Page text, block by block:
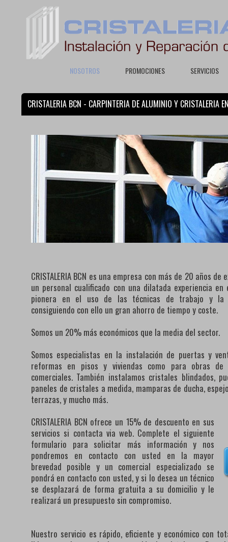
NOSOTROS PROMOCIONES SERVICIOS
CRISTALERIA BCN - CARPINTERIA DE ALUMINIO Y CRISTALERIA
CRISTALERIA BCN es una empresa con más de 20 años
un personal cualificado con una dilatada experiencia en
pionera en el uso de las técnicas de trabajo y la
consiguiendo con ello un gran ahorro de tiempo y coste.
Somos un 20% más económicos que la media del sector.
Somos especialistas en la instalación de puertas y
reformas en pisos y viviendas como para obras
comerciales. También instalamos cristales blindados,
paneles de cristales a medida, mamparas de ducha,
terrazas, y mucho más.
CRISTALERIA BCN ofrece un 15% de descuento en sus
servicios si contacta via web. Complete el siguiente
formulario para solicitar más información y nos
pondremos en contacto con usted en la mayor
brevedad posible y un comercial especializado se
pondrá en contacto con usted, y si lo desea un técnico
se desplazará de forma gratuita a su domicilio y le
realizará un presupuesto sin compromiso.
Nuestro servicio es rápido, eficiente y económico con